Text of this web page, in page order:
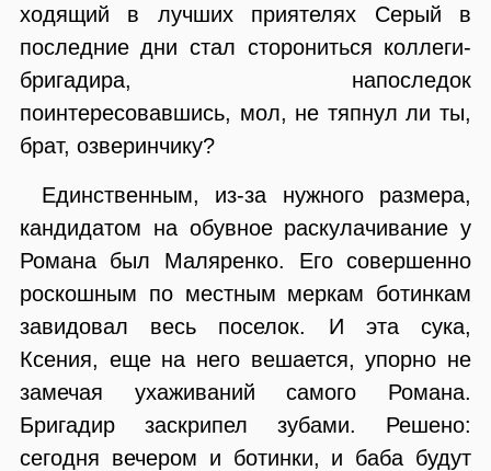
ходящий в лучших приятелях Серый в
последние дни стал сторониться коллеги-
бригадира, напоследок
поинтересовавшись, мол, не тяпнул ли ты,
брат, озверинчику?
Единственным, из-за нужного размера,
кандидатом на обувное раскулачивание у
Романа был Маляренко. Его совершенно
роскошным по местным меркам ботинкам
завидовал весь поселок. И эта сука,
Ксения, еще на него вешается, упорно не
замечая ухаживаний самого Романа.
Бригадир заскрипел зубами. Решено:
сегодня вечером и ботинки, и баба будут